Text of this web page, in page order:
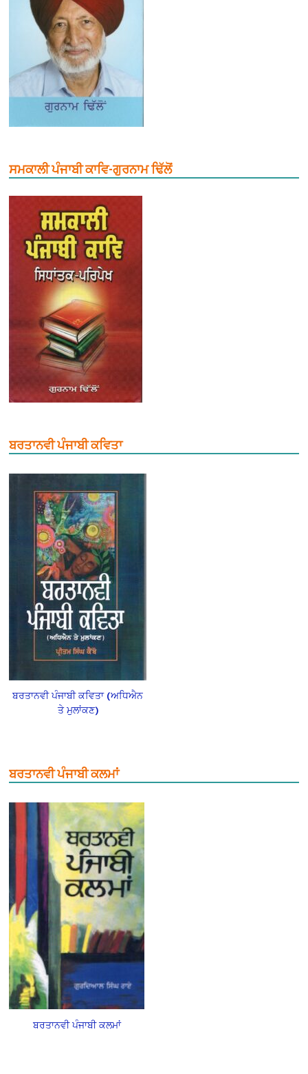
ਸਮਕਾਲੀ ਪੰਜਾਬੀ ਕਾਵਿ-ਗੁਰਨਾਮ ਢਿੱਲੋਂ
ਬਰਤਾਨਵੀ ਪੰਜਾਬੀ ਕਵਿਤਾ
ਬਰਤਾਨਵੀ ਪੰਜਾਬੀ ਕਵਿਤਾ (ਅਧਿਐਨ
ਤੇ ਮੁਲਾਂਕਣ)
ਬਰਤਾਨਵੀ ਪੰਜਾਬੀ ਕਲਮਾਂ
ਬਰਤਾਨਵੀ ਪੰਜਾਬੀ ਕਲਮਾਂ